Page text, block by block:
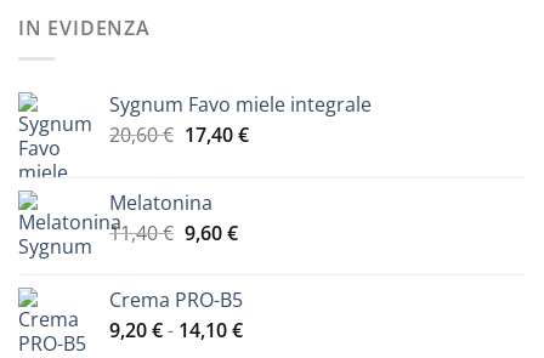
IN EVIDENZA
Sygnum Favo miele integrale
20,60€ Il
era:
20,60 €.
17,40€Il
Melatonina
11,40€ Il
era:
11,40 €.
9,60€Il
è:
9,60 €.
Crema PRO-B5
9,20€- 14,10€Fascia